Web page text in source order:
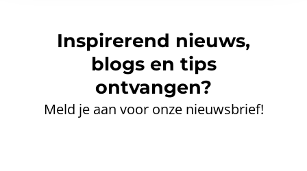
Inspirerend nieuws,
blogs en tips
ontvangen?
Meld je aan voor onze nieuwsbrief!